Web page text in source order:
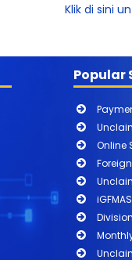
Klik di sini
Popular
Online
iGFMAS